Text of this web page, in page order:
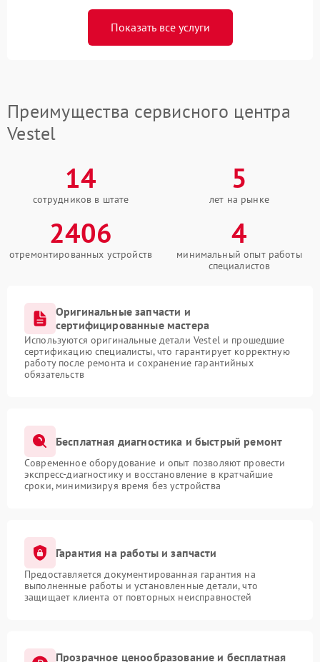
Показать все услуги
Преимущества сервисного центра
Vestel
14
сотрудников в штате
5
лет на рынке
2406
отремонтированных устройств
4
минимальный опыт работы
специалистов
Оригинальные запчасти и
сертифицированные мастера
Используются оригинальные детали Vestel и прошедшие
сертификацию специалисты, что гарантирует корректную
работу после ремонта и сохранение гарантийных
обязательств
Бесплатная диагностика и быстрый ремонт
Современное оборудование и опыт позволяют провести
экспресс-диагностику и восстановление в кратчайшие
сроки, минимизируя время без устройства
Гарантия на работы и запчасти
Предоставляется документированная гарантия на
выполненные работы и установленные детали, что
защищает клиента от повторных неисправностей
Прозрачное ценообразование и бесплатная